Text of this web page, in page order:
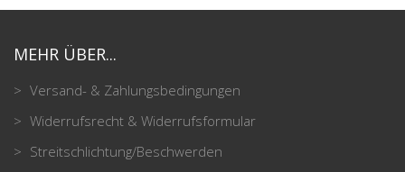
MEHR ÜBER...
Versand- & Zahlungsbedingungen
Widerrufsrecht & Widerrufsformular
Streitschlichtung/Beschwerden